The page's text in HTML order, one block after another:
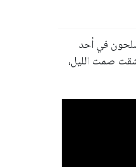
في أحد
شقت صمت الليل،